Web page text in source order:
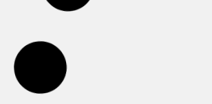
Minoritenplatz 4
3500 Krems-Stein